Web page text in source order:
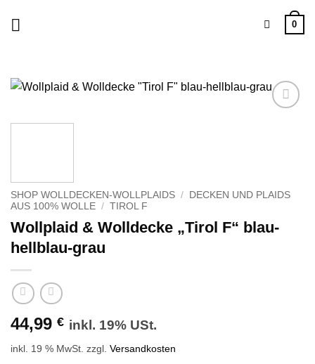
0
SHOP WOLLDECKEN-WOLLPLAIDS /
DECKEN UND PLAIDS
AUS 100% WOLLE / TIROL F
Wollplaid & Wolldecke „Tirol F“ blau-
hellblau-grau
44,99 € inkl. 19% USt.
inkl. 19 % MwSt. zzgl. Versandkosten